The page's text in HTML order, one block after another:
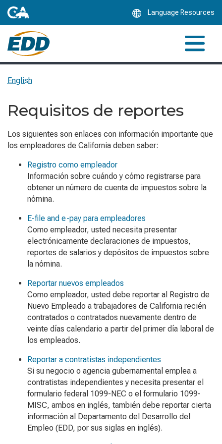
Language Resources
English
Requisitos de reportes
Los siguientes son enlaces con información importante que
los empleadores de California deben saber:
Registro como empleador
Información sobre cuándo y cómo registrarse para
obtener un número de cuenta de impuestos sobre la
nómina.
E-file and e-pay para empleadores
Como empleador, usted necesita presentar
electrónicamente declaraciones de impuestos,
reportes de salarios y depósitos de impuestos sobre
la nómina.
Reportar nuevos empleados
Como empleador, usted debe reportar al Registro de
Nuevo Empleado a trabajadores de California recién
contratados o contratados nuevamente dentro de
veinte días calendario a partir del primer día laboral de
los empleados.
Reportar a contratistas independientes
Si su negocio o agencia gubernamental emplea a
contratistas independientes y necesita presentar el
formulario federal 1099-NEC o el formulario 1099-
MISC, ambos en inglés, también debe reportar cierta
información al Departamento del Desarrollo del
Empleo (EDD, por sus siglas en inglés).